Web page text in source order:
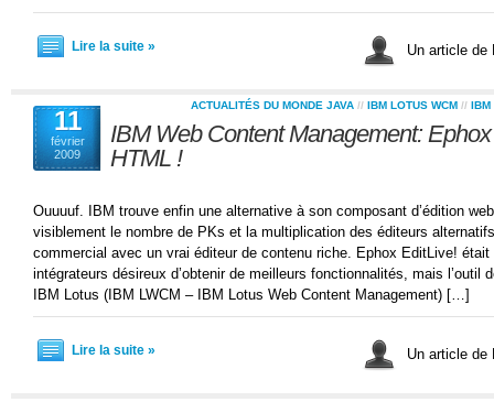
Lire la suite » Un article
11
février
2009
ACTUALITÉS DU MONDE JAVA // IBM LOTUS WCM // IBM
IBM Web Content Management:
HTML !
Ouuuuf. IBM trouve enfin une alternative à son composant d’édition
visiblement le nombre de PKs et la multiplication des éditeurs
commercial avec un vrai éditeur de contenu riche. Ephox EditLive!
intégrateurs désireux d’obtenir de meilleurs fonctionnalités, mais l’outil
IBM Lotus (IBM LWCM – IBM Lotus Web Content Management) […]
Lire la suite » Un article